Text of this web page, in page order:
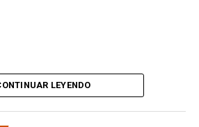
sea para
LEYENDO